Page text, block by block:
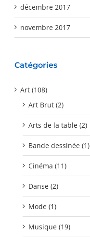
décembre 2017
novembre 2017
Catégories
Art (108)
Art Brut (2)
Arts de la table (2)
Bande dessinée (1)
Cinéma (11)
Danse (2)
Mode (1)
Musique (19)